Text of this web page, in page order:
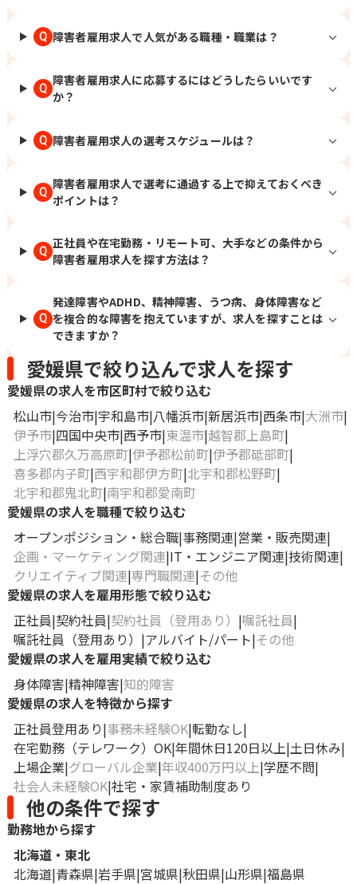
Q 障害者雇用求人で人気がある職種・職業は？
Q
障害者雇用求人に応募するにはどうしたらいいです
か？
Q 障害者雇用求人の選考スケジュールは？
Q
障害者雇用求人で選考に通過する上で抑えておくべき
ポイントは？
Q
正社員や在宅勤務・リモート可、大手などの条件から
障害者雇用求人を探す方法は？
Q
発達障害やADHD、精神障害、うつ病、身体障害など
を複合的な障害を抱えていますが、求人を探すことは
できますか？
愛媛県で絞り込んで求人を探す
愛媛県の求人を市区町村で絞り込む
松山市 今治市 宇和島市 八幡浜市 新居浜市 西条市 大洲市
伊予市 四国中央市 西予市 東温市 越智郡上島町
上浮穴郡久万高原町 伊予郡松前町 伊予郡砥部町
喜多郡内子町 西宇和郡伊方町 北宇和郡松野町
北宇和郡鬼北町 南宇和郡愛南町
愛媛県の求人を職種で絞り込む
オープンポジション・総合職 事務関連 営業・販売関連
企画・マーケティング関連 IT・エンジニア関連 技術関連
クリエイティブ関連 専門職関連 その他
愛媛県の求人を雇用形態で絞り込む
正社員 契約社員 契約社員（登用あり）
嘱託社員
嘱託社員（登用あり）
アルバイト/パート その他
愛媛県の求人を雇用実績で絞り込む
身体障害 精神障害 知的障害
愛媛県の求人を特徴から探す
正社員登用あり 事務未経験OK 転勤なし
在宅勤務（テレワーク）OK 年間休日120日以上 土日休み
上場企業 グローバル企業 年収400万円以上 学歴不問
社会人未経験OK 社宅・家賃補助制度あり
他の条件で探す
勤務地から探す
北海道・東北
北海道 青森県 岩手県 宮城県 秋田県 山形県 福島県